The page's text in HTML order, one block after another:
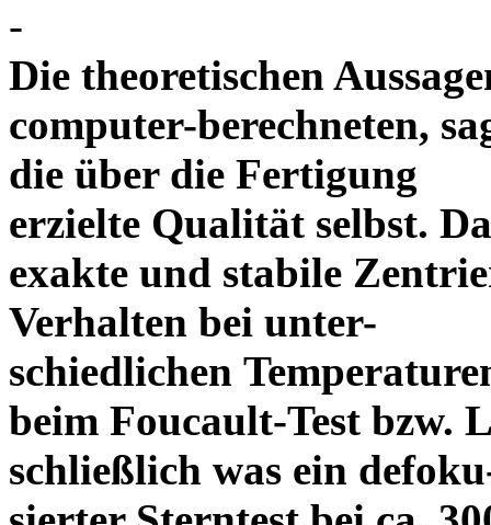
-
Die theoretischen
computer-berechneten,
die über die Fertigung
erzielte Qualität selbst.
exakte und stabile
Verhalten bei unter-
schiedlichen
beim Foucault-Test bzw.
schließlich was ein